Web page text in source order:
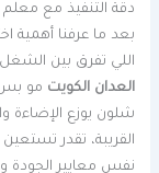
دقة التنفيذ مع
بعد ما عرفنا أهمية
اللي تفرق بين
العدان الكويت مو بس
شلون يوزع الإضاءة
القريبة، تقدر
نفس معايير الجودة